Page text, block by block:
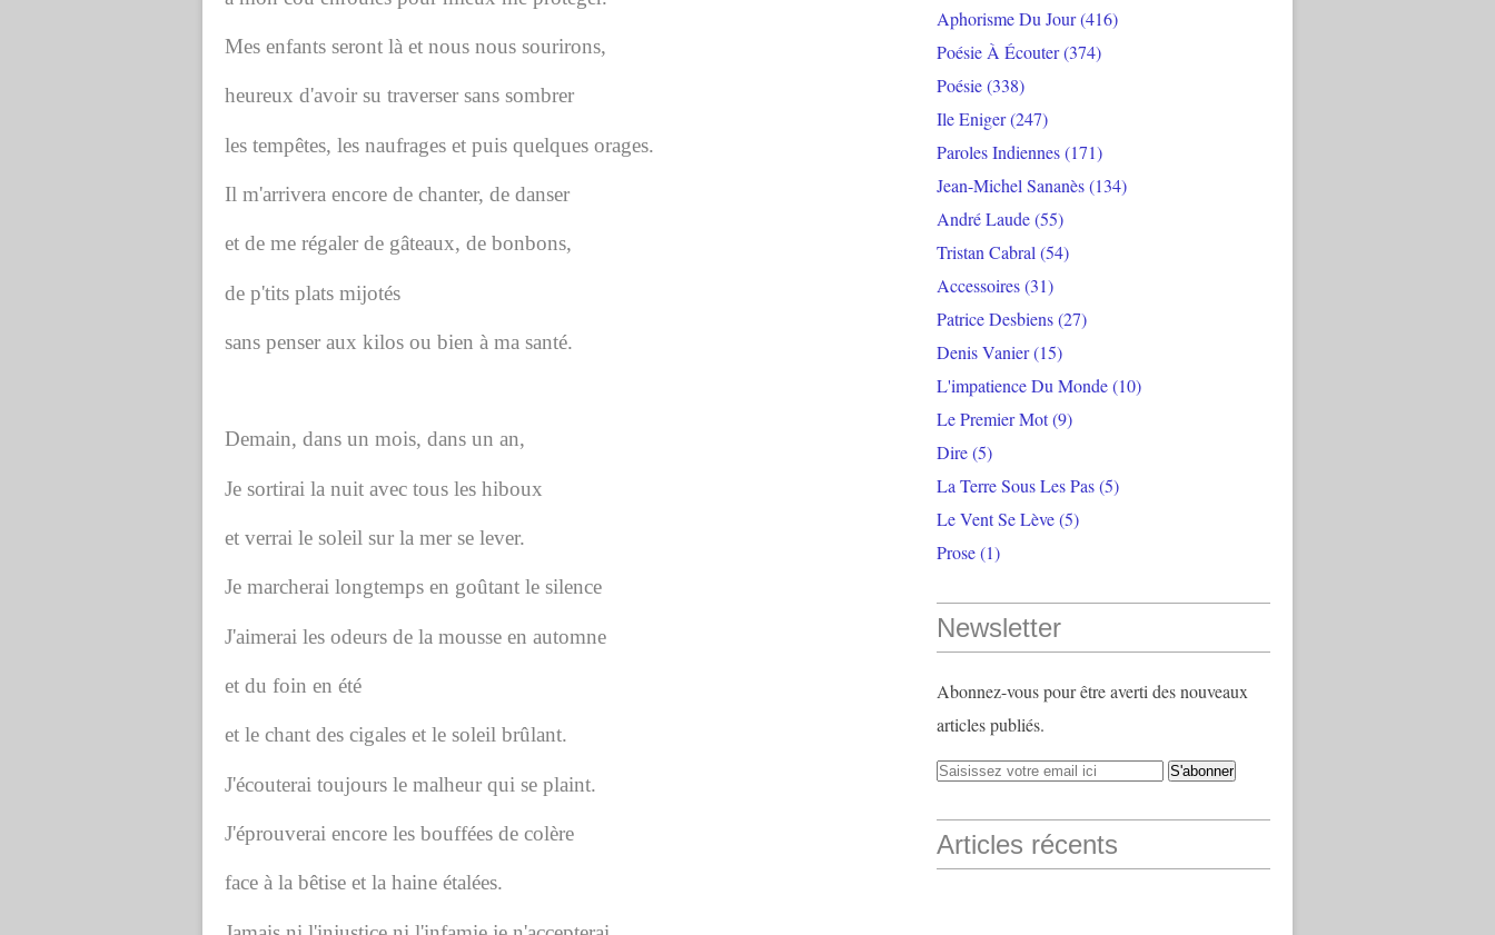
Mes enfants seront là et nous nous sourirons,
heureux d'avoir su traverser sans sombrer
les tempêtes, les naufrages et puis quelques orages.
Il m'arrivera encore de chanter, de danser
et de me régaler de gâteaux, de bonbons,
de p'tits plats mijotés
sans penser aux kilos ou bien à ma santé.
Demain, dans un mois, dans un an,
Je sortirai la nuit avec tous les hiboux
et verrai le soleil sur la mer se lever.
Je marcherai longtemps en goûtant le silence
J'aimerai les odeurs de la mousse en automne
et du foin en été
et le chant des cigales et le soleil brûlant.
J'écouterai toujours le malheur qui se plaint.
J'éprouverai encore les bouffées de colère
face à la bêtise et la haine étalées.
Aphorisme Du Jour(416)
Poésie À Écouter(374)
Poésie(338)
Ile Eniger(247)
Paroles Indiennes(171)
Jean-Michel Sananès(134)
André Laude(55)
Tristan Cabral (54)
Accessoires(31)
Patrice Desbiens(27)
Denis Vanier(15)
L'impatience Du Monde(10)
Le Premier Mot(9)
Dire(5)
La Terre Sous Les Pas(5)
Le Vent Se Lève(5)
Prose(1)
Newsletter
Abonnez-vous pour être averti des nouveaux
articles publiés.
Articles récents